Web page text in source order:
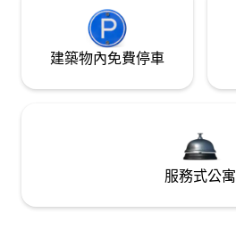
建築物內免費停車
服務式公寓